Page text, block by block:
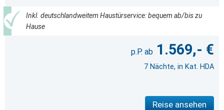
Inkl. deutschlandweitem Haustürservice: bequem ab/bis zu
Hause
1.569,- €
7 Nächte, in Kat. HDA
Reise ansehen